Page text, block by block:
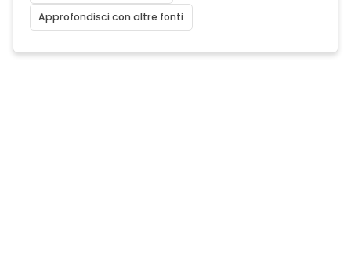
Approfondisci con altre fonti